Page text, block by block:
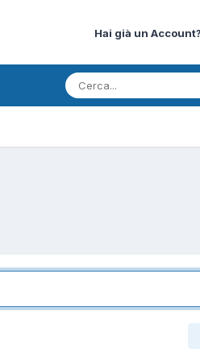
Hai già un